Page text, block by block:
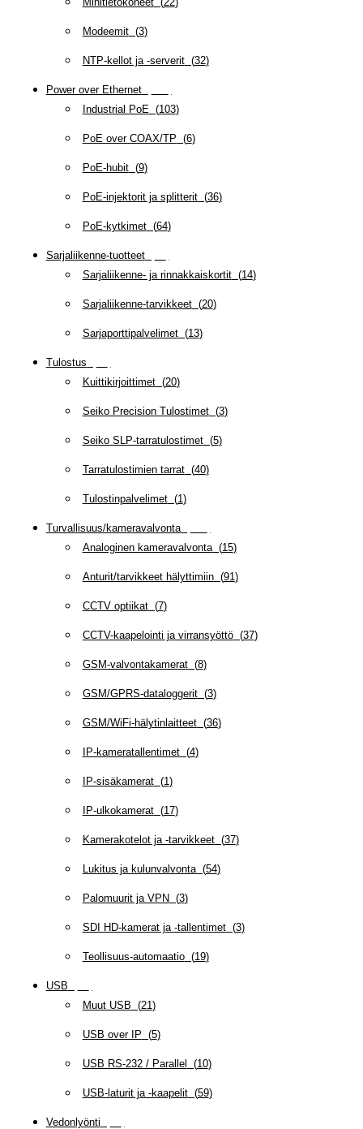
Modeemit(3)
NTP-kellot ja -serverit(32)
Power over Ethernet(
Industrial PoE (103)
PoE over COAX/TP (6)
PoE-hubit(9)
PoE-injektorit ja splitterit(36)
PoE-kytkimet(64)
Sarjaliikenne-tuotteet(
Sarjaliikenne- ja rinnakkaiskortit(14)
Sarjaliikenne-tarvikkeet(20)
Sarjaporttipalvelimet(13)
Tulostus
Kuittikirjoittimet(20)
Seiko Precision Tulostimet(3)
Seiko SLP-tarratulostimet(5)
Tarratulostimien tarrat(40)
Tulostinpalvelimet(1 )
Turvallisuus/kameravalvonta(
Analoginen kameravalvonta(15)
Anturit/tarvikkeet hälyttimiin(91 )
CCTV optiikat(7)
CCTV-kaapelointi ja virransyöttö(37)
GSM-valvontakamerat(8)
GSM/GPRS-dataloggerit(3)
GSM/WiFi-hälytinlaitteet(36)
IP-kameratallentimet(4)
IP-sisäkamerat(1 )
IP-ulkokamerat(17)
Kamerakotelot ja -tarvikkeet(37)
Lukitus ja kulunvalvonta(54)
Palomuurit ja VPN (3)
SDI HD-kamerat ja -tallentimet(3)
Teollisuus-automaatio(19)
USB
Muut USB (21 )
USB over IP (5)
USB RS-232 / Parallel (10)
USB-laturit ja -kaapelit(59)
Vedonlyönti